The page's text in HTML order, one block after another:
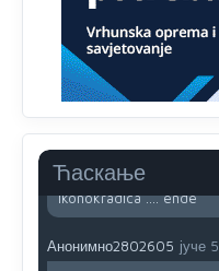
Ћаскање
Анонимно2802132
Mnogi nesposobni ljudi
nesposoban može
što znaju.
....i onda su na
jedna baba i jedan
ikonokradica .... ende
Анонимно2802605 јуче